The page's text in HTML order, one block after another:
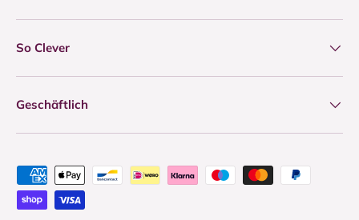
So Clever
Geschäftlich
Zahlungsmethoden